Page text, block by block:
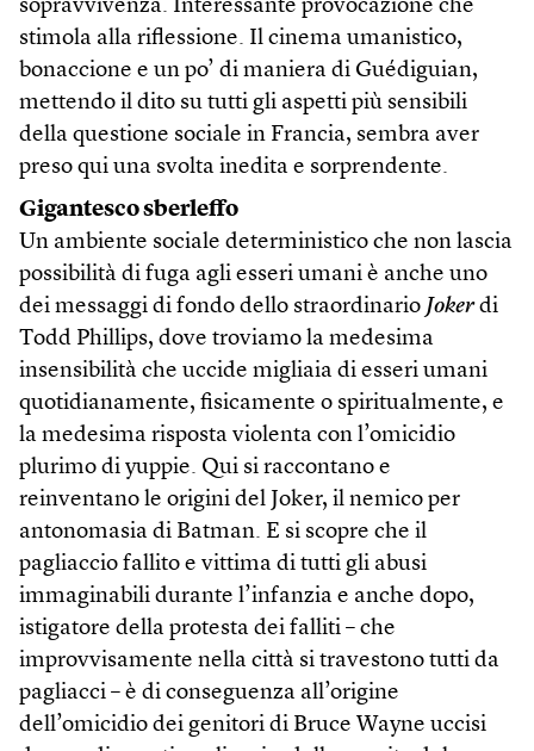
sopravvivenza. Interessante provocazione che
stimola alla riflessione. Il cinema umanistico,
bonaccione e un po’ di maniera di Guédiguian,
mettendo il dito su tutti gli aspetti più sensibili
della questione sociale in Francia, sembra aver
preso qui una svolta inedita e sorprendente.
Gigantesco sberleffo
Un ambiente sociale deterministico che non lascia
possibilità di fuga agli esseri umani è anche uno
dei messaggi di fondo dello straordinario Jokerdi
Todd Phillips, dove troviamo la medesima
insensibilità che uccide migliaia di esseri umani
quotidianamente, fisicamente o spiritualmente, e
la medesima risposta violenta con l’omicidio
plurimo di yuppie. Qui si raccontano e
reinventano le origini del Joker, il nemico per
antonomasia di Batman. E si scopre che il
pagliaccio fallito e vittima di tutti gli abusi
immaginabili durante l’infanzia e anche dopo,
istigatore della protesta dei falliti – che
improvvisamente nella città si travestono tutti da
pagliacci – è di conseguenza all’origine
dell’omicidio dei genitori di Bruce Wayne uccisi